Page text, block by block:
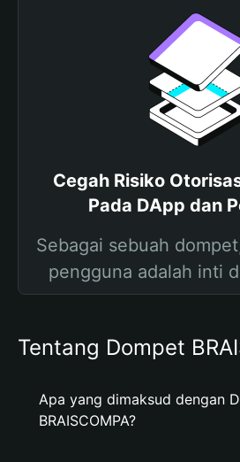
Cegah Risiko
Pada DApp dan
Sebagai sebuah
pengguna adalah inti
Tentang Dompet
Apa yang dimaksud dengan
BRAISCOMPA?